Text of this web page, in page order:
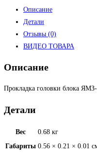
Описание
Детали
Отзывы (0)
ВИДЕО ТОВАРА
Описание
Прокладка головки блока
Детали
Вес
0.68 кг
Габариты 0.56 × 0.21 × 0.01